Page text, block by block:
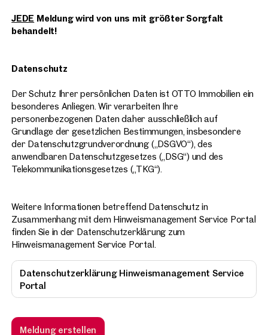
JEDE Meldung wird von uns mit größter Sorgfalt
behandelt!
Datenschutz
Der Schutz Ihrer persönlichen Daten ist OTTO Immobilien ein
besonderes Anliegen. Wir verarbeiten Ihre
personenbezogenen Daten daher ausschließlich auf
Grundlage der gesetzlichen Bestimmungen, insbesondere
der Datenschutzgrundverordnung („DSGVO“), des
anwendbaren Datenschutzgesetzes („DSG“) und des
Telekommunikationsgesetzes („TKG“).
Weitere Informationen betreffend Datenschutz in
Zusammenhang mit dem Hinweismanagement Service Portal
finden Sie in der Datenschutzerklärung zum
Hinweismanagement Service Portal.
Datenschutzerklärung Hinweismanagement Service
Portal
Meldung erstellen